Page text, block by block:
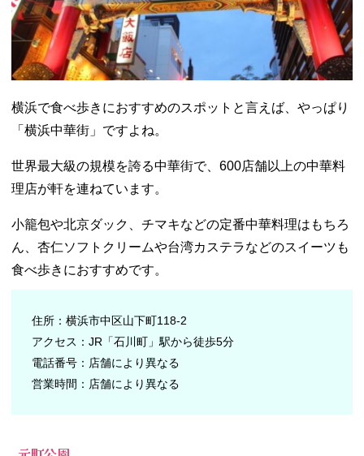
横浜で食べ歩きにおすすめのスポットと言えば、やっぱり
「横浜中華街」ですよね。
世界最大級の規模を誇る中華街で、600店舗以上の中華料
理店が軒を連ねています。
小籠包や北京ダック、チマキなどの定番中華料理はもちろ
ん、杏仁ソフトクリームや台湾カステラなどのスイーツも
食べ歩きにおすすめです。
住所：横浜市中区山下町118-2
アクセス：JR「石川町」駅から徒歩5分
電話番号：店舗により異なる
営業時間：店舗により異なる